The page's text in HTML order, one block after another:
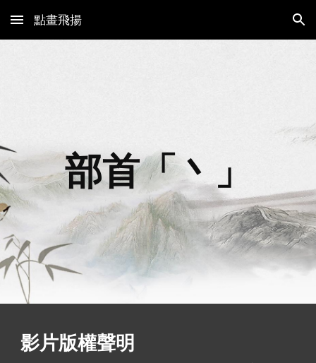
Skip to main content Skip to navigation
點畫飛揚
部首「丶」
影片版權聲明